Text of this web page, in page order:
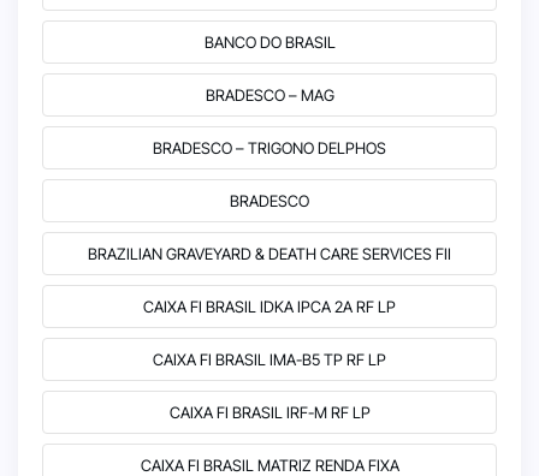
BANCO DO BRASIL
BRADESCO – MAG
BRADESCO – TRIGONO DELPHOS
BRADESCO
BRAZILIAN GRAVEYARD & DEATH CARE SERVICES FII
CAIXA FI BRASIL IDKA IPCA 2A RF LP
CAIXA FI BRASIL IMA-B5 TP RF LP
CAIXA FI BRASIL IRF-M RF LP
CAIXA FI BRASIL MATRIZ RENDA FIXA